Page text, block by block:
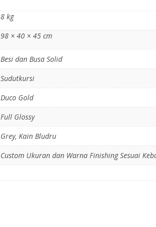
8 kg
98 × 40 × 45 cm
Besi dan Busa Solid
Sudutkursi
Duco Gold
Full Glossy
Grey, Kain Bludru
Custom Ukuran dan Warna Finishing Sesuai